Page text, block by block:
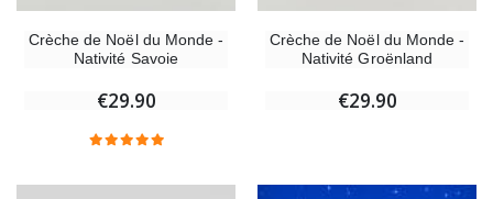
Crèche de Noël du Monde -
Nativité Savoie
€29.90
Crèche de Noël du Monde -
Nativité Groënland
€29.90